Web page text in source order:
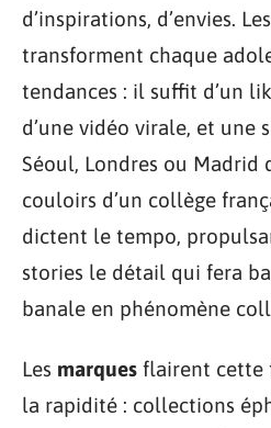
d’inspirations, d’envies. Les
transforment chaque
tendances : il suffit d’un
d’une vidéo virale, et une
Séoul, Londres ou Madrid
couloirs d’un collège
dictent le tempo,
stories le détail qui fera
banale en phénomène
Les marques flairent cette
la rapidité : collections